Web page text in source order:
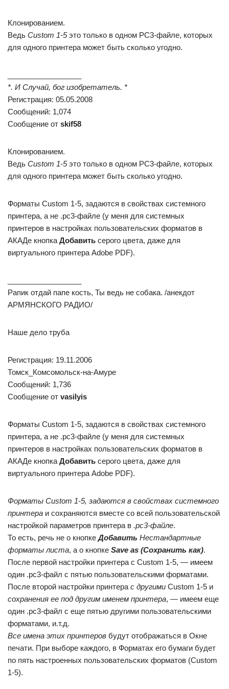
Клонированием.
Ведь Custom 1-5это только в одном РС3-файле, которых
для одного принтера может быть сколько угодно.
*. И Случай, бог изобретатель. *
Регистрация: 05.05.2008
Сообщений: 1,074
Сообщение от skif58
Клонированием.
Ведь Custom 1-5это только в одном РС3-файле, которых
для одного принтера может быть сколько угодно.
Форматы Custom 1-5, задаются в свойствах системного
принтера, а не .рс3-файле (у меня для системных
принтеров в настройках пользовательских форматов в
АКАДе кнопка Добавить серого цвета, даже для
виртуального принтера Adobe PDF).
Рапик отдай папе кость, Ты ведь не собака. /анекдот
АРМЯНСКОГО РАДИО/
Наше дело труба
Регистрация: 19.11.2006
Томск_Комсомольск-на-Амуре
Сообщений: 1,736
Сообщение от vasilyis
Форматы Custom 1-5, задаются в свойствах системного
принтера, а не .рс3-файле (у меня для системных
принтеров в настройках пользовательских форматов в
АКАДе кнопка Добавить серого цвета, даже для
виртуального принтера Adobe PDF).
Форматы Custom 1-5, задаются в свойствах системного
принтера и сохраняются вместе со всей пользовательской
настройкой параметров принтера в .рс3-файле.
То есть, речь не о кнопкеДобавить Нестандартные
форматы листа, а о кнопке Save as (Сохранить как).
После первой настройки принтера с Custom 1-5, — имеем
один .рс3-файл с пятью пользовательскими форматами.
После второй настройки принтера с другими Custom 1-5 и
сохранения ее под другим именем принтера, — имеем еще
один .рс3-файл с еще пятью другими пользовательскими
форматами, и.т.д.
Все имена этих принтеров будут отображаться в Окне
печати. При выборе каждого, в Форматах его бумаги будет
по пять настроенных пользовательских форматов (Custom
1-5).